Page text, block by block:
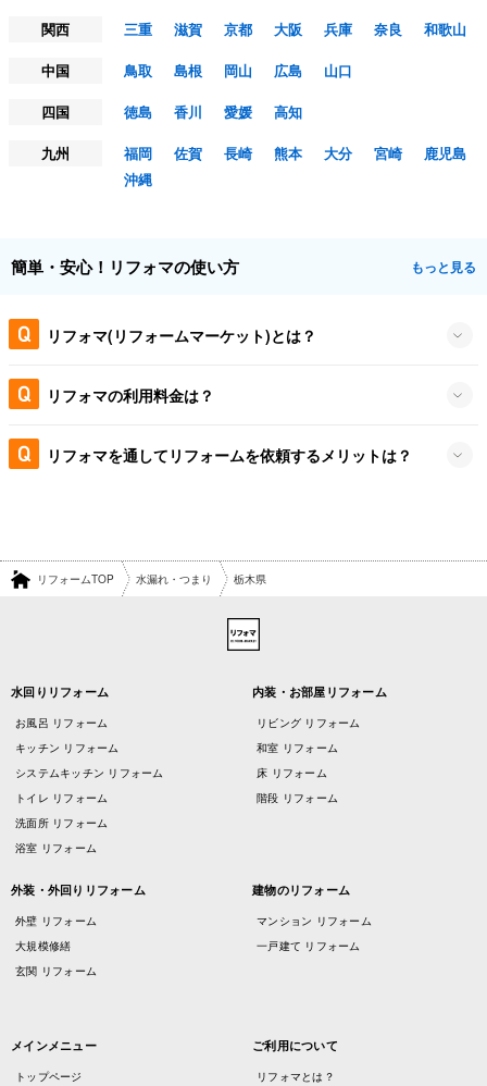
関西
三重 滋賀 京都 大阪 兵庫 奈良
和歌山
中国
鳥取 島根 岡山 広島
山口
四国
徳島 香川 愛媛
高知
九州
福岡 佐賀 長崎 熊本 大分 宮崎
鹿児島
沖縄
簡単・安心！リフォマの使い方 もっと見る
リフォマ(リフォームマーケット)とは？
リフォマの利用料金は？
リフォマを通してリフォームを依頼するメリットは？
リフォームTOP 水漏れ・つまり 栃木県
水回りリフォーム
お風呂 リフォーム
キッチン リフォーム
システムキッチン リフォーム
トイレ リフォーム
洗面所 リフォーム
浴室 リフォーム
内装・お部屋リフォーム
リビング リフォーム
和室 リフォーム
床 リフォーム
階段 リフォーム
外装・外回りリフォーム
外壁 リフォーム
大規模修繕
玄関 リフォーム
建物のリフォーム
マンション リフォーム
一戸建て リフォーム
メインメニュー
トップページ
ご利用について
リフォマとは？